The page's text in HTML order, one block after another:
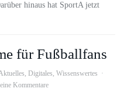
hinaus hat SportA jetzt
für Fußballfans
, Digitales, Wissenswertes
Kommentare